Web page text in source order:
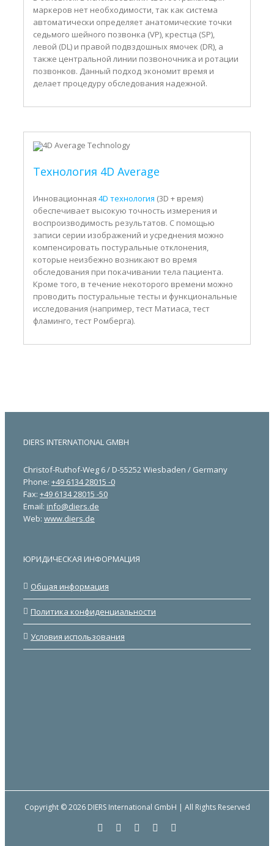
маркеров нет необходимости, так как система
автоматически определяет анатомические точки
седьмого шейного позвонка (VP), крестца (SP),
левой (DL) и правой подвздошных ямочек (DR), а
также центральной линии позвоночника и ротации
позвонков. Данный подход экономит время и
делает процедуру обследования надежной.
Технология 4D Average
Инновационная 4D технология (3D + время)
обеспечивает высокую точность измерения и
воспроизводимость результатов. С помощью
записи серии изображений и усреднения можно
компенсировать постуральные отклонения,
которые неизбежно возникают во время
обследования при покачивании тела пациента.
Кроме того, в течение некоторого времени можно
проводить постуральные тесты и функциональные
исследования (например, тест Матиаса, тест
фламинго, тест Ромберга).
DIERS INTERNATIONAL GMBH
Christof-Ruthof-Weg 6 / D-55252 Wiesbaden / Germany
Phone: +49 6134 28015 -0
Fax: +49 6134 28015 -50
Email: info@diers.de
Web: www.diers.de
ЮРИДИЧЕСКАЯ ИНФОРМАЦИЯ
Общая информация
Политика конфиденциальности
Условия использования
Copyright © 2026 DIERS International GmbH | All Rights Reserved
FacebookYouTubeLinkedIn
Email